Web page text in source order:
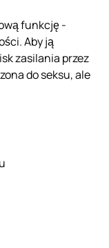
funkcję -
Aby ją
zasilania przez
do seksu, ale